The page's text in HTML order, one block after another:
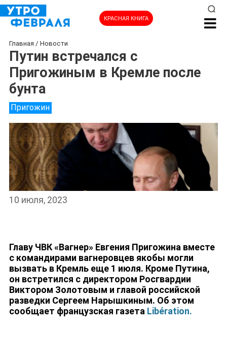
КРАСНАЯ КНИГА
Главная / Новости
Путин встречался с
Пригожиным в Кремле после
бунта
Пригожин
10 июля, 2023
Главу ЧВК «Вагнер» Евгения Пригожина вместе
с командирами вагнеровцев якобы могли
вызвать в Кремль еще 1 июля. Кроме Путина,
он встретился с директором Росгвардии
Виктором Золотовым и главой российской
разведки Сергеем Нарышкиным. Об этом
сообщает французская газета Libération.